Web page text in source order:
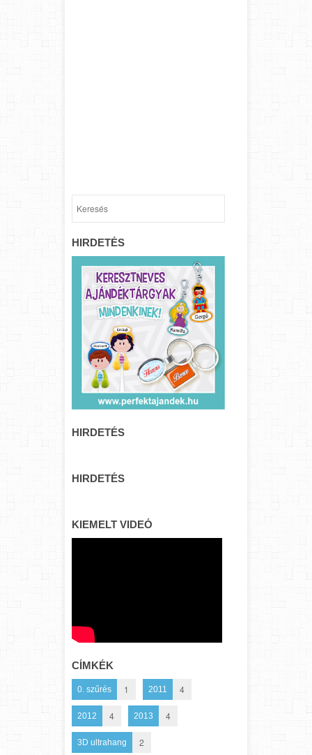
HIRDETÉS
HIRDETÉS
HIRDETÉS
KIEMELT VIDEÓ
CÍMKÉK
0. szűrés 1 2011 4
2012 4 2013 4
3D ultrahang 2